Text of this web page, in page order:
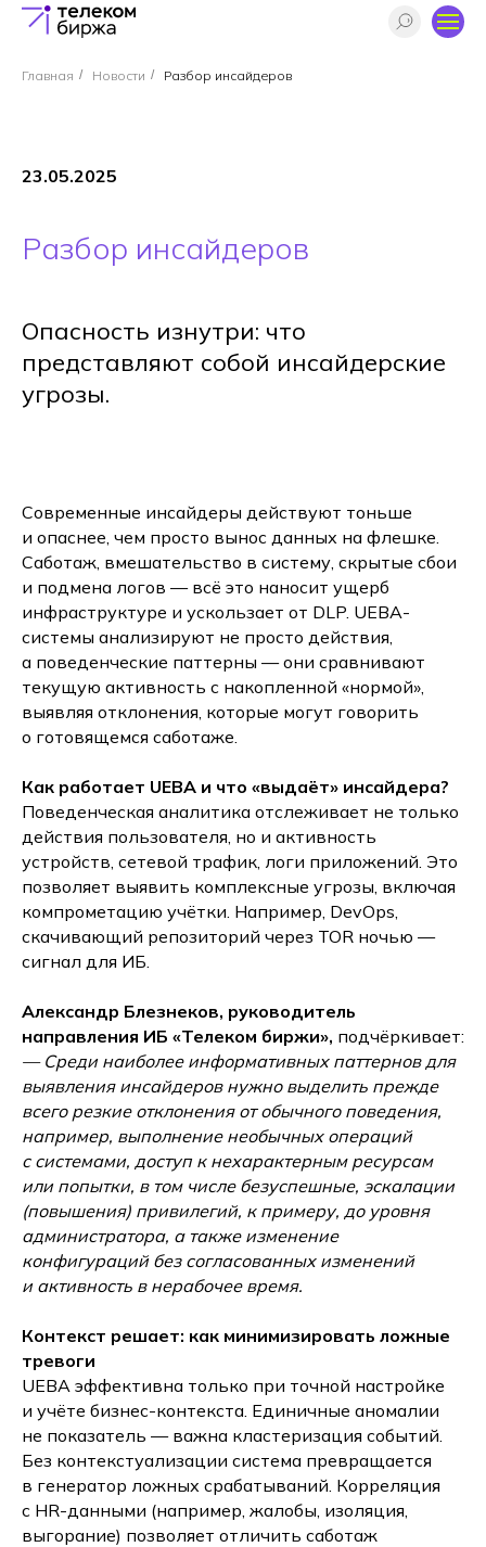
Главная / Новости / Разбор инсайдеров
23.05.2025
Разбор инсайдеров
Опасность изнутри: что
представляют собой инсайдерские
угрозы.
Современные инсайдеры действуют тоньше
и опаснее, чем просто вынос данных на флешке.
Саботаж, вмешательство в систему, скрытые сбои
и подмена логов — всё это наносит ущерб
инфраструктуре и ускользает от DLP. UEBA-
системы анализируют не просто действия,
а поведенческие паттерны — они сравнивают
текущую активность с накопленной «нормой»,
выявляя отклонения, которые могут говорить
о готовящемся саботаже.
Как работает UEBA и что «выдаёт» инсайдера?
Поведенческая аналитика отслеживает не только
действия пользователя, но и активность
устройств, сетевой трафик, логи приложений. Это
позволяет выявить комплексные угрозы, включая
компрометацию учётки. Например, DevOps,
скачивающий репозиторий через TOR ночью —
сигнал для ИБ.
Александр Блезнеков, руководитель
направления ИБ «Телеком биржи», подчёркивает:
— Среди наиболее информативных паттернов для
выявления инсайдеров нужно выделить прежде
всего резкие отклонения от обычного поведения,
например, выполнение необычных операций
с системами, доступ к нехарактерным ресурсам
или попытки, в том числе безуспешные, эскалации
(повышения) привилегий, к примеру, до уровня
администратора, а также изменение
конфигураций без согласованных изменений
и активность в нерабочее время.
Контекст решает: как минимизировать ложные
тревоги
UEBA эффективна только при точной настройке
и учёте бизнес-контекста. Единичные аномалии
не показатель — важна кластеризация событий.
Без контекстуализации система превращается
в генератор ложных срабатываний. Корреляция
с HR-данными (например, жалобы, изоляция,
выгорание) позволяет отличить саботаж